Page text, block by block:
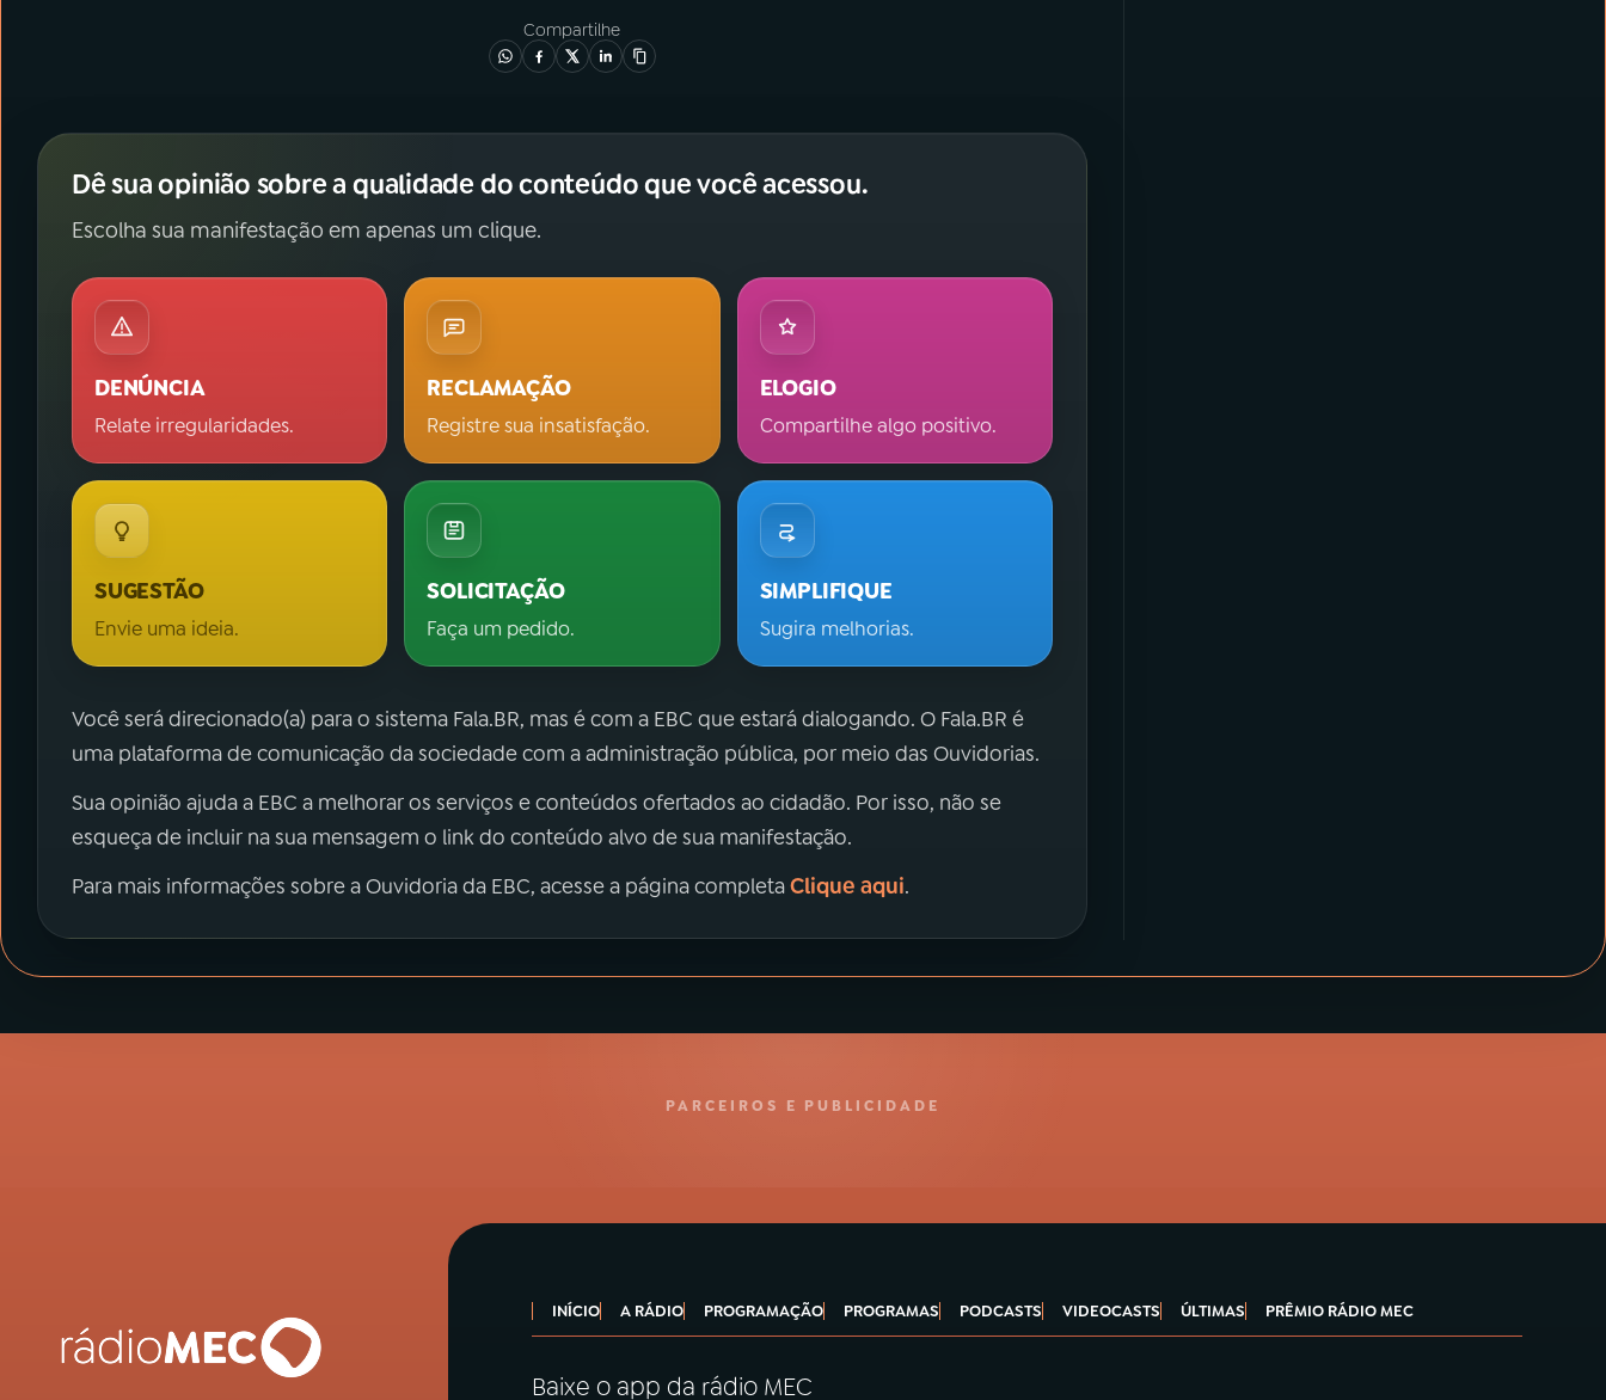
Compartilhe
Dê sua opinião sobre a qualidade do conteúdo que você acessou.
Escolha sua manifestação em apenas um clique.
DENÚNCIA
Relate irregularidades.
RECLAMAÇÃO
Registre sua insatisfação.
ELOGIO
Compartilhe algo positivo.
SUGESTÃO
Envie uma ideia.
SOLICITAÇÃO
Faça um pedido.
SIMPLIFIQUE
Sugira melhorias.
Você será direcionado(a) para o sistema Fala.BR, mas é com a EBC que estará dialogando. O Fala.BR é
uma plataforma de comunicação da sociedade com a administração pública, por meio das Ouvidorias.
Sua opinião ajuda a EBC a melhorar os serviços e conteúdos ofertados ao cidadão. Por isso, não se
esqueça de incluir na sua mensagem o link do conteúdo alvo de sua manifestação.
Para mais informações sobre a Ouvidoria da EBC, acesse a página completaClique aqui.
PARCEIROS E PUBLICIDADE
INÍCIO A RÁDIO PROGRAMAÇÃO PROGRAMAS PODCASTS VIDEOCASTS ÚLTIMAS PRÊMIO RÁDIO MEC
Baixe o app da rádio MEC